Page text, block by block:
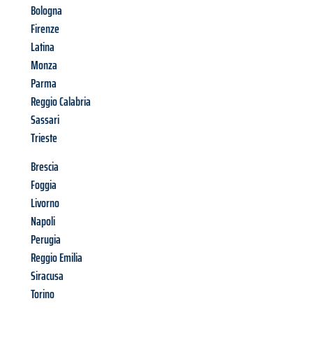
Bologna
Firenze
Latina
Monza
Parma
Reggio Calabria
Sassari
Trieste
Brescia
Foggia
Livorno
Napoli
Perugia
Reggio Emilia
Siracusa
Torino